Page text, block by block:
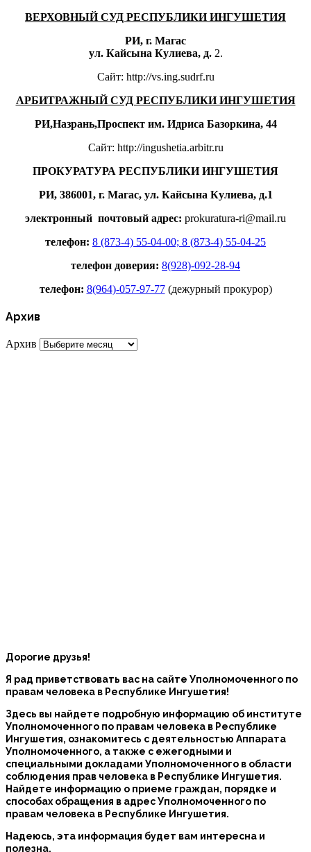
ВЕРХОВНЫЙ СУД РЕСПУБЛИКИ ИНГУШЕТИЯ
РИ, г. Магас
ул. Кайсына Кулиева, д. 2.
Сайт: http://vs.ing.sudrf.ru
АРБИТРАЖНЫЙ СУД РЕСПУБЛИКИ ИНГУШЕТИЯ
РИ,Назрань,Проспект им. Идриса Базоркина, 44
Сайт: http://ingushetia.arbitr.ru
ПРОКУРАТУРА РЕСПУБЛИКИ ИНГУШЕТИЯ
РИ, 386001, г. Магас, ул. Кайсына Кулиева, д.1
электронный почтовый адрес: prokuratura-ri@mail.ru
телефон: 8 (873-4) 55-04-00; 8 (873-4) 55-04-25
телефон доверия: 8(928)-092-28-94
телефон: 8(964)-057-97-77(дежурный прокурор)
Архив
Архив
Дорогие друзья!
Я рад приветствовать вас на сайте Уполномоченного по
правам человека в Республике Ингушетия!
Здесь вы найдете подробную информацию об институте
Уполномоченного по правам человека в Республике
Ингушетия, ознакомитесь с деятельностью Аппарата
Уполномоченного, а также с ежегодными и
специальными докладами Уполномоченного в области
соблюдения прав человека в Республике Ингушетия.
Найдете информацию о приеме граждан, порядке и
способах обращения в адрес Уполномоченного по
правам человека в Республике Ингушетия.
Надеюсь, эта информация будет вам интересна и
полезна.